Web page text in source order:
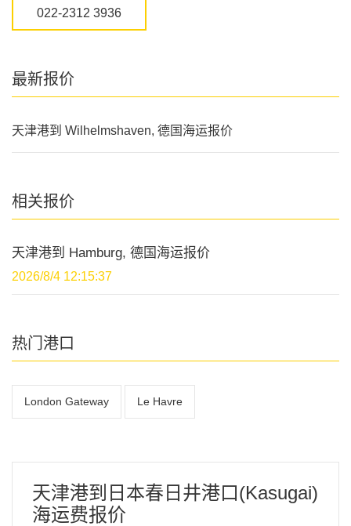
022-2312 3936
最新报价
天津港到 Wilhelmshaven, 德国海运报价
相关报价
天津港到 Hamburg, 德国海运报价
2026/8/4 12:15:37
热门港口
London Gateway Le Havre
天津港到日本春日井港口(Kasugai)
海运费报价